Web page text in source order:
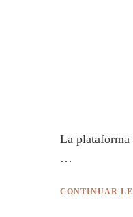
La plataforma
…
CONTINUAR